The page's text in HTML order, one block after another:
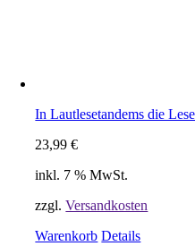
In Lautlesetandems die
23,99€
inkl. 7 % MwSt.
zzgl.Versandkosten
Warenkorb Details